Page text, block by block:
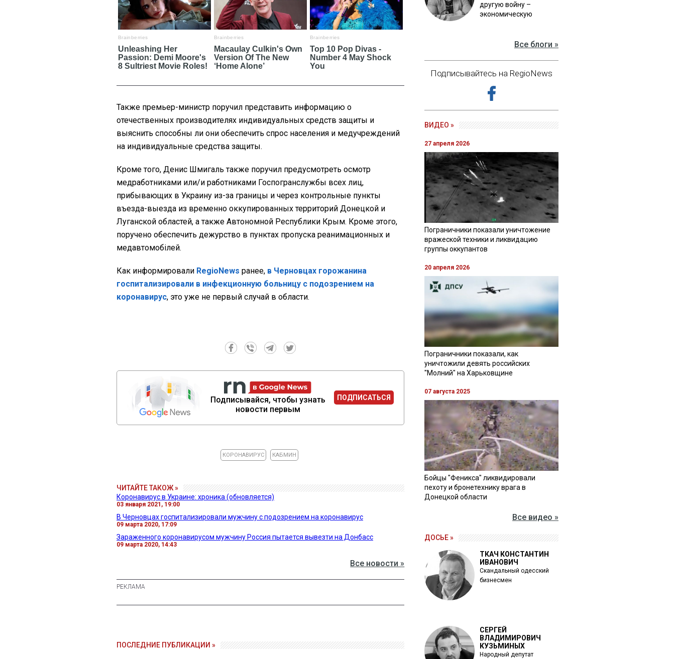
Также премьер-министр поручил представить информацию о
отечественных производителях индивидуальных средств защиты и
выяснить способны ли они обеспечить спрос населения и медучреждений
на индивидуальные средства защиты.
Кроме того, Денис Шмигаль также поручил предусмотреть осмотр
медработниками или/и работниками Госпогранслужбы всех лиц,
прибывающих в Украину из-за границы и через контрольные пункты
въезда-выезда из временно оккупированных территорий Донецкой и
Луганской областей, а также Автономной Республики Крым. Кроме этого,
поручено обеспечить дежурство в пунктах пропуска реанимационных и
медавтомобілей.
Как информировали RegioNews ранее, в Черновцах горожанина
госпитализировали в инфекционную больницу с подозрением на
коронавирус, это уже не первый случай в области.
Подписывайся, чтобы узнать
новости первым
ПОДПИСАТЬСЯ
КОРОНАВИРУС КАБМИН
ЧИТАЙТЕ ТАКОЖ »
Коронавирус в Украине: хроника (обновляется)
03 января 2021, 19:00
В Черновцах госпитализировали мужчину с подозрением на коронавирус
09 марта 2020, 17:09
Зараженного коронавирусом мужчину Россия пытается вывезти на Донбасс
09 марта 2020, 14:43
Все новости »
ПОСЛЕДНИЕ ПУБЛИКАЦИИ »
другую войну –
экономическую
Все блоги »
Подписывайтесь на RegioNews
ВИДЕО »
27 апреля 2026
Пограничники показали уничтожение
вражеской техники и ликвидацию
группы оккупантов
20 апреля 2026
Пограничники показали, как
уничтожили девять российских
"Молний" на Харьковщине
07 августа 2025
Бойцы "Феникса" ликвидировали
пехоту и бронетехнику врага в
Донецкой области
Все видео »
ДОСЬЕ »
ТКАЧ КОНСТАНТИН
ИВАНОВИЧ
Скандальный одесский
бизнесмен
СЕРГЕЙ
ВЛАДИМИРОВИЧ
КУЗЬМИНЫХ
Народный депутат